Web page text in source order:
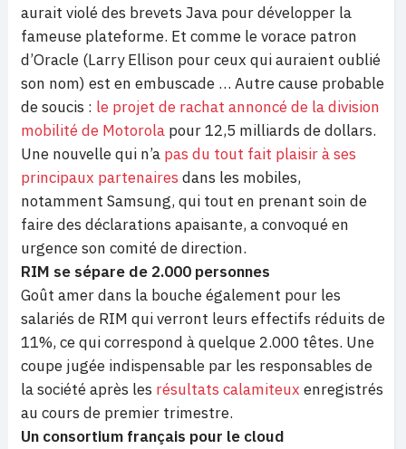
aurait violé des brevets Java pour développer la
fameuse plateforme. Et comme le vorace patron
d’Oracle (Larry Ellison pour ceux qui auraient oublié
son nom) est en embuscade … Autre cause probable
de soucis : le projet de rachat annoncé de la division
mobilité de Motorola pour 12,5 milliards de dollars.
Une nouvelle qui n’a pas du tout fait plaisir à ses
principaux partenaires dans les mobiles,
notamment Samsung, qui tout en prenant soin de
faire des déclarations apaisante, a convoqué en
urgence son comité de direction.
RIM se sépare de 2.000 personnes
Goût amer dans la bouche également pour les
salariés de RIM qui verront leurs effectifs réduits de
11%, ce qui correspond à quelque 2.000 têtes. Une
coupe jugée indispensable par les responsables de
la société après les résultats calamiteux enregistrés
au cours de premier trimestre.
Un consortium français pour le cloud